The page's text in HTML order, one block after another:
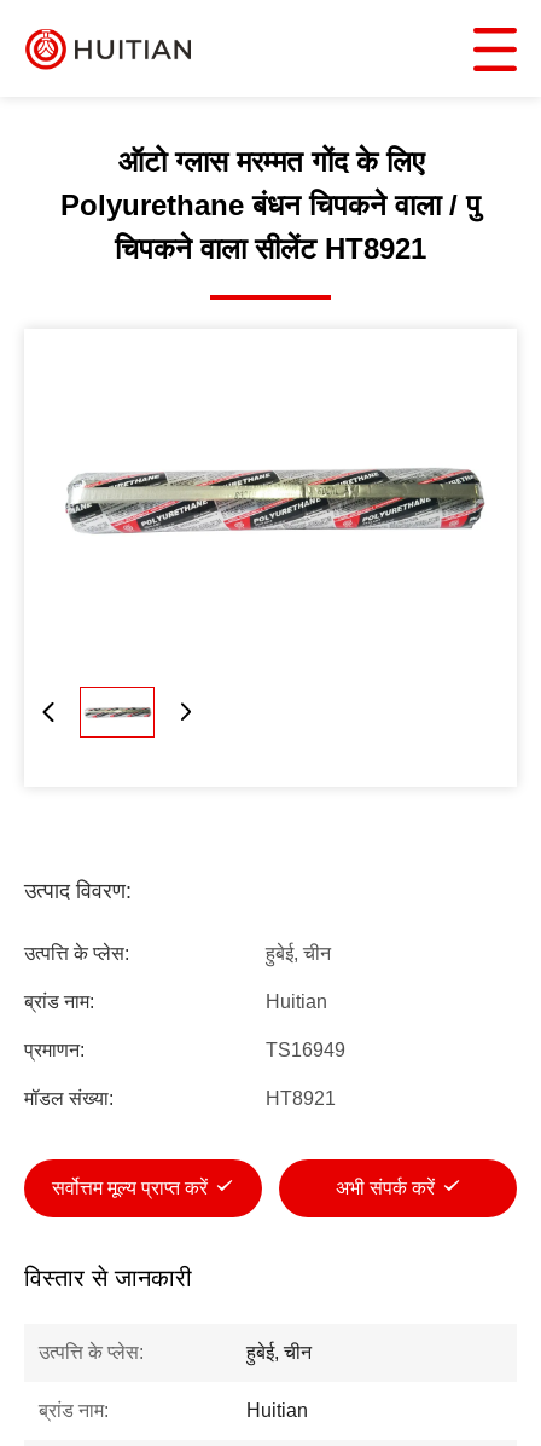
ऑटो ग्लास मरम्मत गोंद के लिए
Polyurethane बंधन चिपकने वाला / पु
चिपकने वाला सीलेंट HT8921
उत्पाद विवरण:
उत्पत्ति के प्लेस: हुबेई, चीन
ब्रांड नाम: Huitian
प्रमाणन: TS16949
मॉडल संख्या: HT8921
सर्वोत्तम मूल्य प्राप्त करें अभी संपर्क करें
विस्तार से जानकारी
उत्पत्ति के प्लेस: हुबेई, चीन
ब्रांड नाम: Huitian